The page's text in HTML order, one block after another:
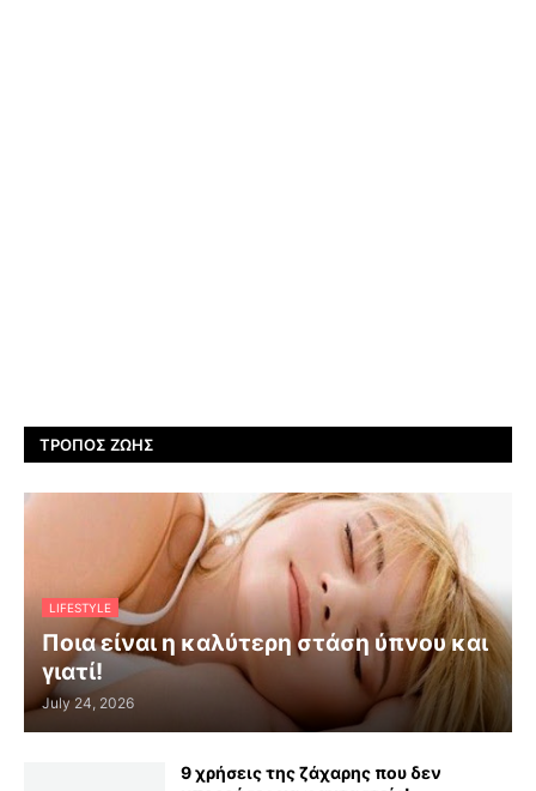
ΤΡΌΠΟΣ ΖΩΉΣ
LIFESTYLE
Ποια είναι η καλύτερη στάση ύπνου και
γιατί!
July 24, 2026
9 χρήσεις της ζάχαρης που δεν